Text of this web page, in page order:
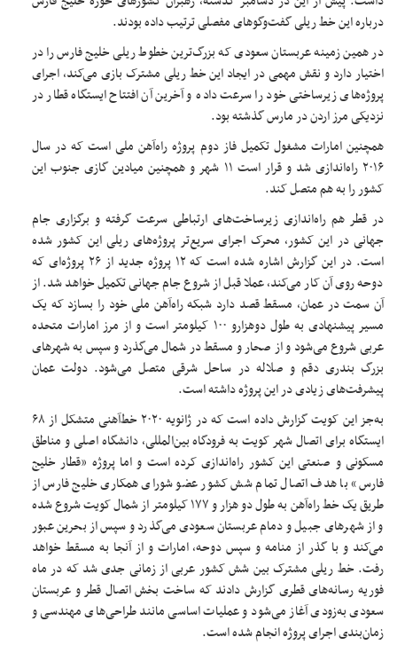
درباره این خط ریلی گفت‌وگوهای مفصلی ترتیب داده بودند.
در همین زمینه عربستان سعودی که بزرگ‌ترین خطوط ریلی خلیج فارس را در
اختیار دارد و نقش مهمی در ایجاد این خط ریلی مشترک بازی می‌کند، اجرای
پروژه‌های زیرساختی خود را سرعت داده و آخرین آن افتتاح ایستگاه قطار در
نزدیکی مرز اردن در مارس گذشته بود.
همچنین امارات مشغول تکمیل فاز دوم پروژه راه‌آهن ملی است که در سال
۲۰۱۶ راه‌اندازی شد و قرار است ۱۱ شهر و همچنین میادین گازی جنوب این
کشور را به هم متصل کند.
در قطر هم راه‌اندازی زیرساخت‌های ارتباطی سرعت گرفته و برگزاری جام
جهانی در این کشور، محرک اجرای سریع‌تر پروژه‌های ریلی این کشور شده
است. در این گزارش اشاره شده است که ۱۲ پروژه جدید از ۲۶ پروژه‌ای که
دوحه روی آن کار می‌کند، عملا قبل از شروع جام جهانی تکمیل خواهد شد. از
آن سمت در عمان، مسقط قصد دارد شبکه راه‌آهن ملی خود را بسازد که یک
مسیر پیشنهادی به طول دوهزارو ۱۰۰ کیلومتر است و از مرز امارات متحده
عربی شروع می‌شود و از صحار و مسقط در شمال می‌گذرد و سپس به شهرهای
بزرگ بندری دقم و صلاله در ساحل شرقی متصل می‌شود. دولت عمان
پیشرفت‌های زیادی در این پروژه داشته است.
به‌جز این کویت گزارش داده است که در ژانویه ۲۰۲۰ خط‌آهنی متشکل از ۶۸
ایستگاه برای اتصال شهر کویت به فرودگاه بین‌المللی، دانشگاه اصلی و مناطق
مسکونی و صنعتی این کشور راه‌اندازی کرده است و اما پروژه «قطار خلیج
فارس» با هدف اتصال تمام شش کشور عضو شورای همکاری خلیج فارس از
طریق یک خط راه‌آهن به طول دو هزار و ۱۷۷ کیلومتر از شمال کویت شروع شده
و از شهرهای جبیل و دمام عربستان سعودی می‌گذرد و سپس از بحرین عبور
می‌کند و با گذر از منامه و سپس دوحه، امارات و از آنجا به مسقط خواهد
رفت. خط ریلی مشترک بین شش کشور عربی از زمانی جدی شد که در ماه
فوریه رسانه‌های قطری گزارش دادند که ساخت بخش اتصال قطر و عربستان
سعودی به‌زودی آغاز می‌شود و عملیات اساسی مانند طراحی‌های مهندسی و
زمان‌بندی اجرای پروژه انجام شده است.